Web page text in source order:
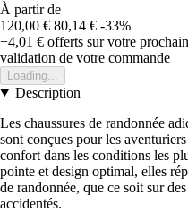
À partir de
120,00 € 80,14 € -33%
+4,01 € offerts sur votre
validation de votre commande
Loading...
Description
Les chaussures de randonnée
sont conçues pour les
confort dans les conditions les
pointe et design optimal, elles
de randonnée, que ce soit sur
accidentés.